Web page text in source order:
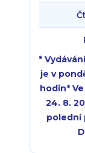
*
je v
hodin*
24. 8.
polední